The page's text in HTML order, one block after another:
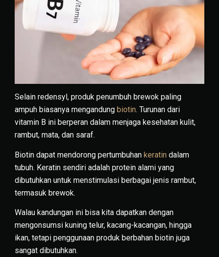
Selain redensyl, produk penumbuh brewok paling
ampuh biasanya mengandung biotin. Turunan dari
vitamin B ini berperan dalam menjaga kesehatan kulit,
rambut, mata, dan saraf.
Biotin dapat mendorong pertumbuhan keratin dalam
tubuh. Keratin sendiri adalah protein alami yang
dibutuhkan untuk menstimulasi berbagai jenis rambut,
termasuk brewok.
Walau kandungan ini bisa kita dapatkan dengan
mengonsumsi kuning telur, kacang-kacangan, hingga
ikan, tetapi penggunaan produk berbahan biotin juga
sangat dibutuhkan.